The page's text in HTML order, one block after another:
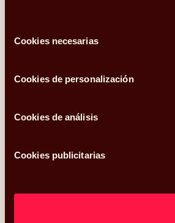
deCookies necesarias
Cookies de personalización
Cookies de análisis
Cookies publicitarias